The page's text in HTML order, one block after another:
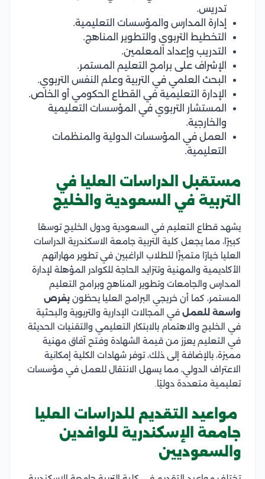
تدريس.
إدارة المدارس والمؤسسات التعليمية.
التخطيط التربوي والتطوير المناهج.
التدريب وإعداد المعلمين.
الإشراف على برامج التعليم المستمر.
البحث العلمي في التربية وعلم النفس التربوي.
الإدارة التعليمية في القطاع الحكومي أو الخاص.
المستشار التربوي في المؤسسات التعليمية
والخارجية.
العمل في المؤسسات الدولية والمنظمات
التعليمية.
مستقبل الدراسات العليا في
التربية في السعودية والخليج
يشهد قطاع التعليم في السعودية ودول الخليج توسعًا
كبيرًا، مما يجعل كلية التربية جامعة الاسكندرية الدراسات
العليا خيارًا متميزًا للطلاب الراغبين في تطوير مهاراتهم
الأكاديمية والمهنية وتتزايد الحاجة للكوادر المؤهلة لإدارة
المدارس والجامعات وتطوير المناهج وبرامج التعليم
المستمر، كما أن خريجي البرامج العليا يحظون بفرص
واسعة للعمل في المجالات الإدارية والتربوية والبحثية
في الخليج والاهتمام بالابتكار التعليمي والتقنيات الحديثة
في التعليم يعزز من قيمة الشهادة وفتح آفاق مهنية
مميزة، بالإضافة إلى ذلك، توفر شهادات الكلية إمكانية
الاعتراف الدولي، مما يسهل الانتقال للعمل في مؤسسات
تعليمية متعددة دوليًا.
مواعيد التقديم للدراسات العليا
جامعة الإسكندرية للوافدين
والسعوديين